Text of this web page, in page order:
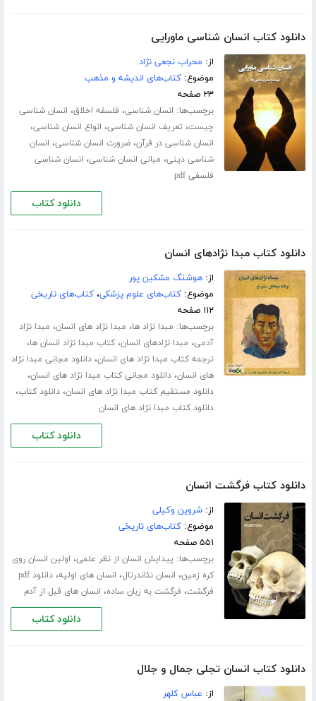
دانلود کتاب انسان شناسی ماورایی
از: محراب نجعی نژاد
موضوع:کتاب‌های اندیشه و مذهب
۲۳ صفحه
برچسب‌ها: انسان شناسی، فلسفه اخلاق، انسان شناسی
چیست، تعریف انسان شناسی، انواع انسان شناسی،
انسان شناسی در قرآن،ضرورت انسان شناسی، انسان
شناسی دینی، مبانی انسان شناسی، انسان شناسی
فلسفی pdf
دانلود کتاب
دانلود کتاب مبدا نژادهای انسان
از:هوشنگ مشکین پور
موضوع:کتاب‌های علوم پزشکی،کتاب‌های تاریخی
۱۱۲ صفحه
برچسب‌ها: مبدا نژاد ها، مبدا نژاد های انسان، مبدا نژاد
آدمی، مبدا نژادهای انسان،کتاب مبدا نژاد انسان ها،
ترجمه کتاب مبدا نژاد های انسان،دانلود مجانی مبدا نژاد
های انسان،دانلود مجانی کتاب مبدا نژاد های انسان،
دانلود مستقیم کتاب مبدا نژاد های انسان،دانلود کتاب،
دانلود کتاب مبدا نژاد های انسان
دانلود کتاب
دانلود کتاب فرگشت انسان
از:شروین وکیلی
موضوع:کتاب‌های تاریخی
۵۵۱ صفحه
برچسب‌ها: پیدایش انسان از نظر علمی، اولین انسان روی
کره زمین، انسان نئاندرتال، انسان های اولیه،
دانلود pdf
فرگشت، فرگشت به زبان ساده، انسان های قبل از آدم
دانلود کتاب
دانلود کتاب انسان تجلی جمال و جلال
از: عباس کلهر